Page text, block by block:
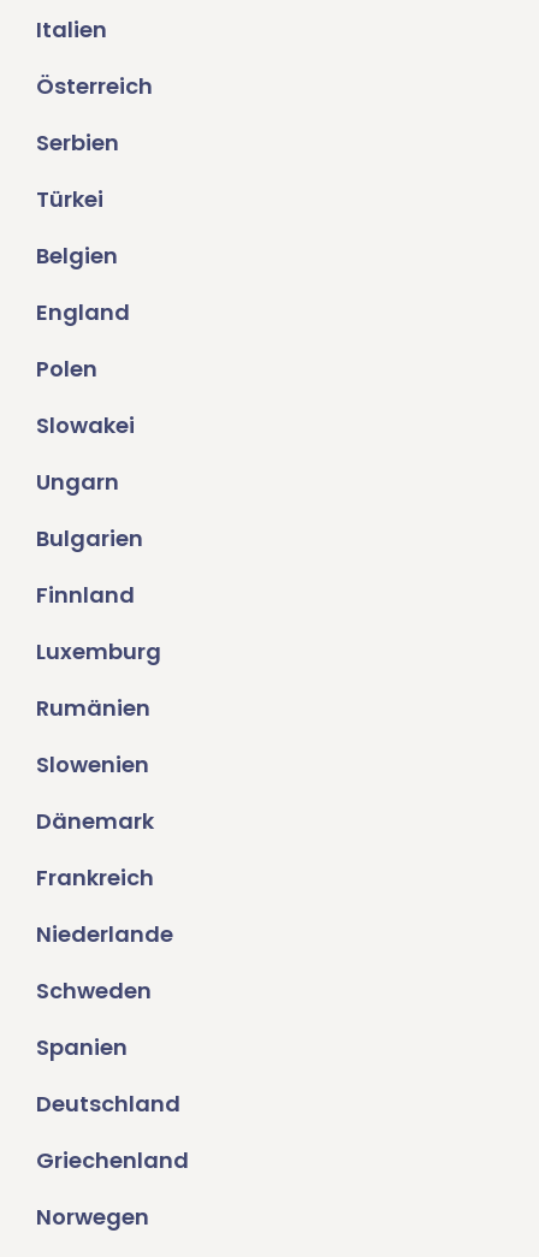
Italien
Österreich
Serbien
Türkei
Belgien
England
Polen
Slowakei
Ungarn
Bulgarien
Finnland
Luxemburg
Rumänien
Slowenien
Dänemark
Frankreich
Niederlande
Schweden
Spanien
Deutschland
Griechenland
Norwegen